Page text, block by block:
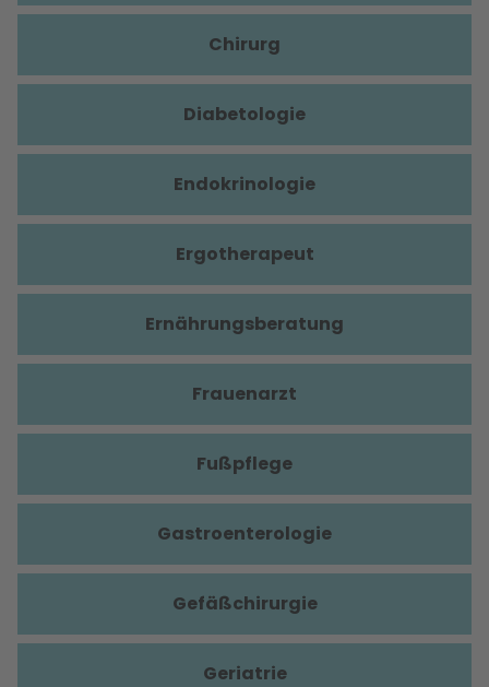
Chirurg
Diabetologie
Endokrinologie
Ergotherapeut
Ernährungsberatung
Frauenarzt
Fußpflege
Gastroenterologie
Gefäßchirurgie
Geriatrie